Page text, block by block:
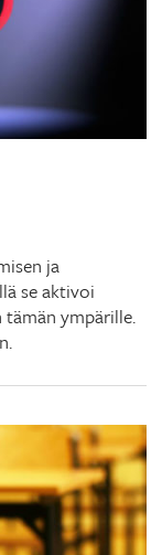
ja
se aktivoi
tämän ympärille.